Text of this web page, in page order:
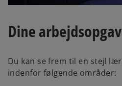
Dine
Du kan se frem til en stejl
indenfor følgende områder: